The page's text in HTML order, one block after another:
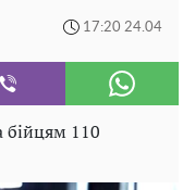
17:20 24.04
бійцям 110